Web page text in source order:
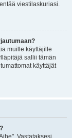
viestilaskuriasi.
muille käyttäjille
sallii tämän
käyttäjät
Vastataksesi